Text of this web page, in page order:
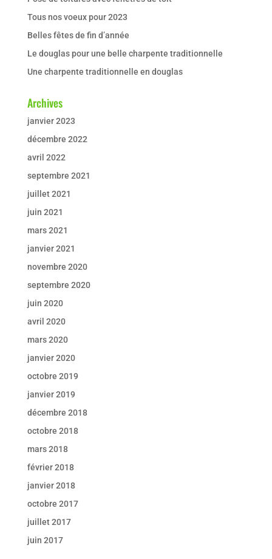
Tous nos voeux pour 2023
Belles fêtes de fin d’année
Le douglas pour une belle charpente traditionnelle
Une charpente traditionnelle en douglas
Archives
janvier 2023
décembre 2022
avril 2022
septembre 2021
juillet 2021
juin 2021
mars 2021
janvier 2021
novembre 2020
septembre 2020
juin 2020
avril 2020
mars 2020
janvier 2020
octobre 2019
janvier 2019
décembre 2018
octobre 2018
mars 2018
février 2018
janvier 2018
octobre 2017
juillet 2017
juin 2017